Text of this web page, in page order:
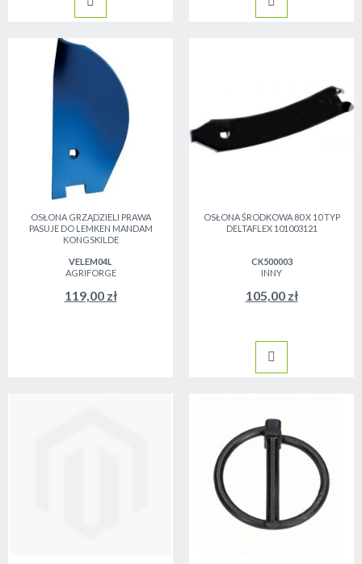
OSŁONA GRZĄDZIELI PRAWA
PASUJE DO LEMKEN MANDAM
KONGSKILDE
VELEM04L
AGRIFORGE
119,00 zł
OSŁONA ŚRODKOWA 80 X 10 TYP
DELTAFLEX 101003121
CK500003
INNY
105,00 zł